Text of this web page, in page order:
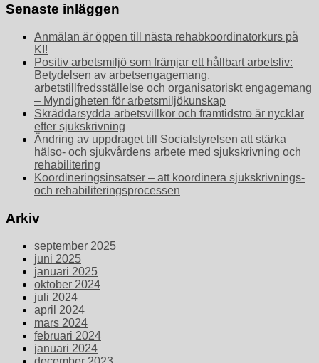
Senaste inläggen
Anmälan är öppen till nästa rehabkoordinatorkurs på
KI!
Positiv arbetsmiljö som främjar ett hållbart arbetsliv:
Betydelsen av arbetsengagemang,
arbetstillfredsställelse och organisatoriskt engagemang
– Myndigheten för arbetsmiljökunskap
Skräddarsydda arbetsvillkor och framtidstro är nycklar
efter sjukskrivning
Ändring av uppdraget till Socialstyrelsen att stärka
hälso- och sjukvårdens arbete med sjukskrivning och
rehabilitering
Koordineringsinsatser – att koordinera sjukskrivnings-
och rehabiliteringsprocessen
Arkiv
september 2025
juni 2025
januari 2025
oktober 2024
juli 2024
april 2024
mars 2024
februari 2024
januari 2024